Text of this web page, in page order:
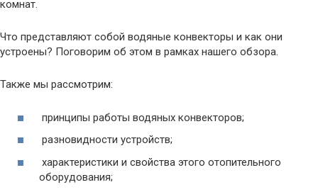
комнат.
Что представляют собой водяные конвекторы и как они
устроены? Поговорим об этом в рамках нашего обзора.
Также мы рассмотрим:
принципы работы водяных конвекторов;
разновидности устройств;
характеристики и свойства этого отопительного
оборудования;